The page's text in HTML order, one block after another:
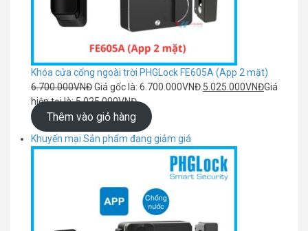
Khóa cửa cổng ngoài trời PHGLock FE605A (App 2 mặt)
6.700.000VNĐGiá gốc là: 6.700.000VNĐ. 5.025.000VNĐGiá
hiện tại là: 5.025.000VNĐ.
Thêm vào giỏ hàng
Khuyến mại Sản phẩm đang giảm giá